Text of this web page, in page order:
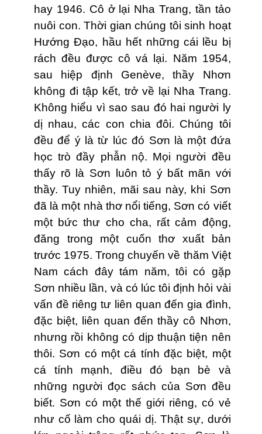
hay 1946. Cô ở lại Nha Trang, tần tảo
nuôi con. Thời gian chúng tôi sinh hoạt
Hướng Ðạo, hầu hết những cái lều bị
rách đều được cô vá lại. Năm 1954,
sau hiệp định Genève, thầy Nhơn
không đi tập kết, trở về lại Nha Trang.
Không hiểu vì sao sau đó hai người ly
dị nhau, các con chia đôi. Chúng tôi
đều để ý là từ lúc đó Sơn là một đứa
học trò đầy phẫn nộ. Mọi người đều
thấy rõ là Sơn luôn tỏ ý bất mãn với
thầy. Tuy nhiên, mãi sau này, khi Sơn
đã là một nhà thơ nổi tiếng, Sơn có viết
một bức thư cho cha, rất cảm động,
đăng trong một cuốn thơ xuất bản
trước 1975. Trong chuyến về thăm Việt
Nam cách đây tám năm, tôi có gặp
Sơn nhiều lần, và có lúc tôi định hỏi vài
vấn đề riêng tư liên quan đến gia đình,
đặc biệt, liên quan đến thầy cô Nhơn,
nhưng rồi không có dịp thuận tiện nên
thôi. Sơn có một cá tính đặc biệt, một
cá tính mạnh, điều đó bạn bè và
những người đọc sách của Sơn đều
biết. Sơn có một thế giới riêng, có vẻ
như cố làm cho quái dị. Thật sự, dưới